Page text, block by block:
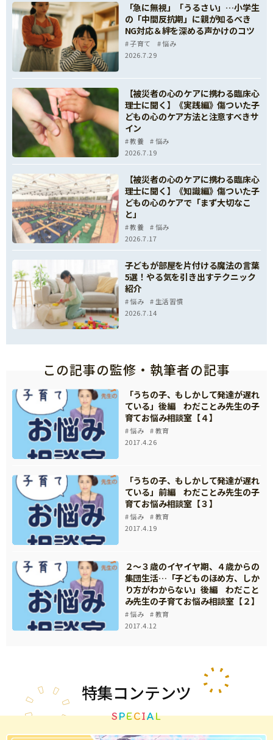
「急に無視」「うるさい」…小学生
の「中間反抗期」に親が知るべき
NG対応＆絆を深める声かけのコツ
子育て
悩み
2026.7.29
【被災者の心のケアに携わる臨床心
理士に聞く】《実践編》傷ついた子
どもの心のケア方法と注意すべきサ
イン
教養
悩み
2026.7.19
【被災者の心のケアに携わる臨床心
理士に聞く】《知識編》傷ついた子
どもの心のケアで「まず大切なこ
と」
教養
悩み
2026.7.17
子どもが部屋を片付ける魔法の言葉
5選！やる気を引き出すテクニック
紹介
悩み
生活習慣
2026.7.14
この記事の監修・執筆者の記事
「うちの子、もしかして発達が遅れ
ている」後編 わだことみ先生の子
育てお悩み相談室【４】
悩み
教育
2017.4.26
「うちの子、もしかして発達が遅れ
ている」前編 わだことみ先生の子
育てお悩み相談室【３】
悩み
教育
2017.4.19
２～３歳のイヤイヤ期、４歳からの
集団生活…「子どものほめ方、しか
り方がわからない」後編 わだこと
み先生の子育てお悩み相談室【２】
悩み
教育
2017.4.12
特集コンテンツ
SPECIAL